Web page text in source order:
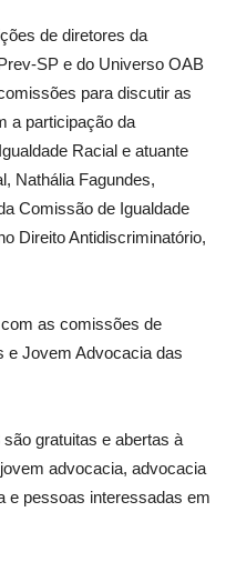
de diretores da
SP e do Universo OAB
para discutir as
a participação da
Racial e atuante
Nathália Fagundes,
Comissão de Igualdade
Direito Antidiscriminatório,
as comissões de
e Jovem Advocacia das
gratuitas e abertas à
advocacia, advocacia
e pessoas interessadas em